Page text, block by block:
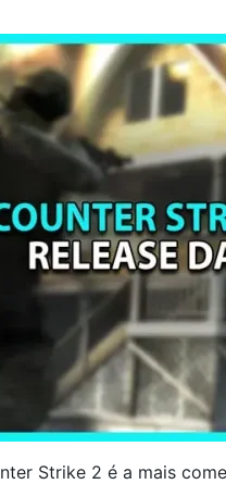
Strike 2 é a mais